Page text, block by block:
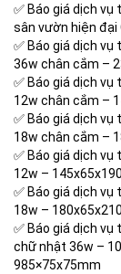
✅ Báo giá dịch
sân vườn hiện đại
✅ Báo giá dịch
36w chân cắm –
✅ Báo giá dịch
12w chân cắm –
✅ Báo giá dịch
18w chân cắm –
✅ Báo giá dịch
12w –
✅ Báo giá dịch
18w –
✅ Báo giá dịch
chữ nhật 36w –
985×75x75mm